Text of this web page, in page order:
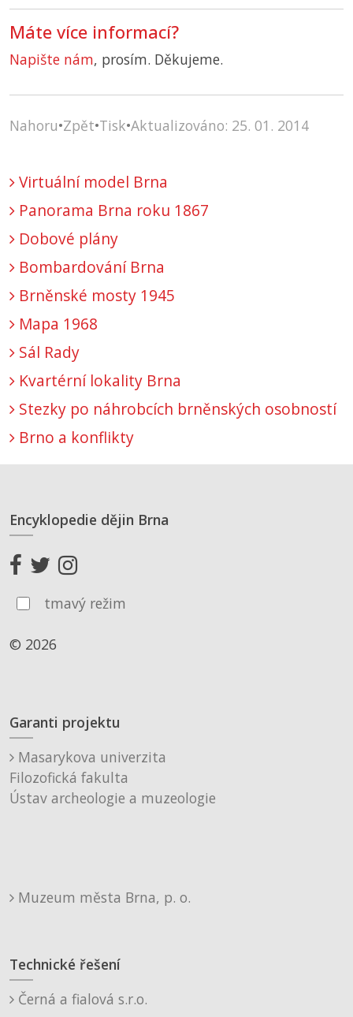
Máte více informací?
Napište nám, prosím. Děkujeme.
Nahoru•Zpět•Tisk•Aktualizováno: 25. 01. 2014
Virtuální model Brna
Panorama Brna roku 1867
Dobové plány
Bombardování Brna
Brněnské mosty 1945
Mapa 1968
Sál Rady
Kvartérní lokality Brna
Stezky po náhrobcích brněnských osobností
Brno a konflikty
Encyklopedie dějin Brna
tmavý režim
© 2026
Garanti projektu
Masarykova univerzita
Filozofická fakulta
Ústav archeologie a muzeologie
Muzeum města Brna, p. o.
Technické řešení
Černá a fialová s.r.o.